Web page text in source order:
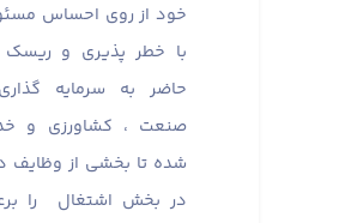
خود از روی احساس
با خطر پذیری و ریسک
حاضر به سرمایه
صنعت ، کشاورزی و
شده تا بخشی از وظایف
در بخش اشتغال را